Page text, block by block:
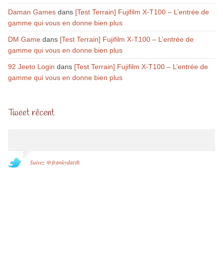
Daman Gamesdans [Test Terrain] Fujifilm X-T100 – L’entrée de
gamme qui vous en donne bien plus
DM Gamedans [Test Terrain] Fujifilm X-T100 – L’entrée de
gamme qui vous en donne bien plus
92 Jeeto Login dans [Test Terrain] Fujifilm X-T100 – L’entrée de
gamme qui vous en donne bien plus
Tweet récent
Suivez @frankydarth